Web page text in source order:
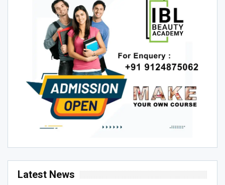
Latest News